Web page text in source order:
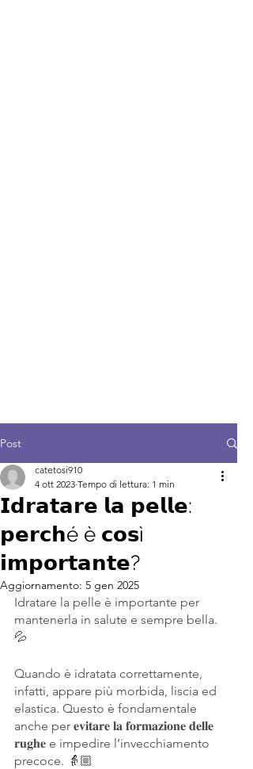
Post
𝗜𝗱𝗿𝗮𝘁𝗮𝗿𝗲 𝗹𝗮 𝗽𝗲𝗹𝗹𝗲:
𝗽𝗲𝗿𝗰𝗵é è 𝗰𝗼𝘀ì
𝗶𝗺𝗽𝗼𝗿𝘁𝗮𝗻𝘁𝗲?
catetosi910
4 ott 2023 Tempo di lettura: 1 min
Aggiornamento: 5 gen 2025
Idratare la pelle è importante per
mantenerla in salute e sempre bella.
💦
Quando è idratata correttamente,
infatti, appare più morbida, liscia ed
elastica. Questo è fondamentale
anche per 𝐞𝐯𝐢𝐭𝐚𝐫𝐞 𝐥𝐚 𝐟𝐨𝐫𝐦𝐚𝐳𝐢𝐨𝐧𝐞 𝐝𝐞𝐥𝐥𝐞
𝐫𝐮𝐠𝐡𝐞 e impedire l’invecchiamento
precoce. 👵🏼